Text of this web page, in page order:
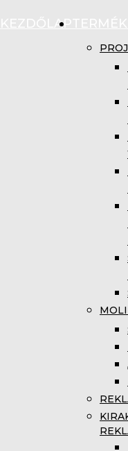
KEZDŐLAP